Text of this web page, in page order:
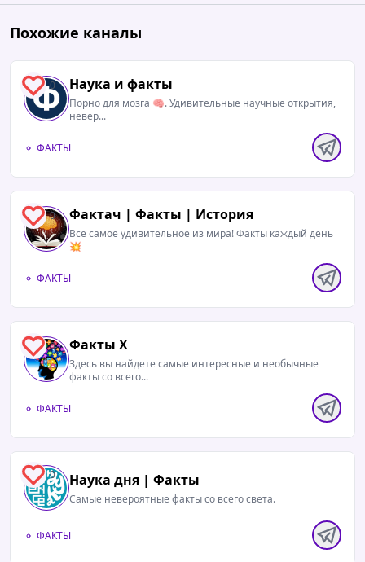
Похожие каналы
0 Наука и факты
Порно для мозга 🧠. Удивительные научные открытия,
невер...
ФАКТЫ
0 Фактач | Факты | История
Все самое удивительное из мира! Факты каждый день
💥
ФАКТЫ
0 Факты Х
Здесь вы найдете самые интересные и необычные
факты со всего...
ФАКТЫ
0 Наука дня | Факты
Самые невероятные факты со всего света.
ФАКТЫ